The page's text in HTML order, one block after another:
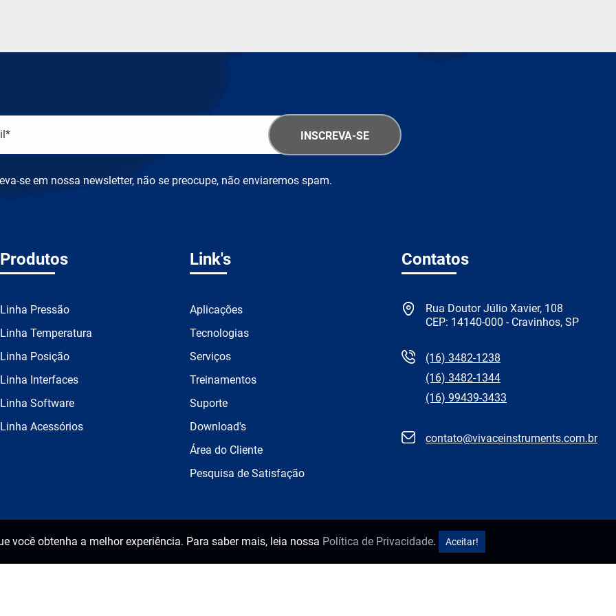
se em nossa newsletter, não se preocupe, não enviaremos spam.
Produtos
Linha Pressão
Linha Temperatura
Linha Posição
Linha Interfaces
Linha Software
Linha Acessórios
Link's
Aplicações
Tecnologias
Serviços
Treinamentos
Suporte
Download's
Área do Cliente
Pesquisa de Satisfação
Contatos
Rua Doutor Júlio Xavier, 108
CEP: 14140-000 - Cravinhos, SP
(16) 3482-1238
(16) 3482-1344
(16) 99439-3433
contato@vivaceinstruments.com.br
você obtenha a melhor experiência. Para saber mais, leia nossa Política de Privacidade. Aceitar!